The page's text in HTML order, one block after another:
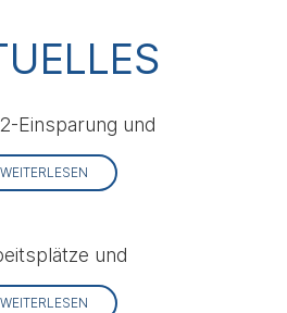
Einsparung und
WEITERLESEN
und
WEITERLESEN